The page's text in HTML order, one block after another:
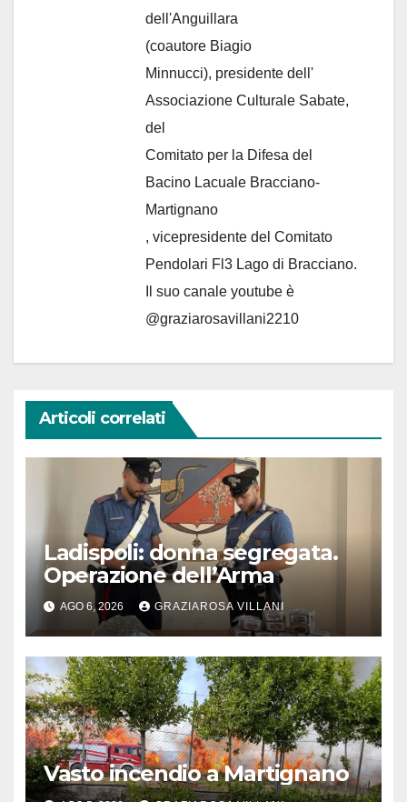
dell'Anguillara
(coautore Biagio
Minnucci), presidente dell'
Associazione Culturale Sabate,
del
Comitato per la Difesa del
Bacino Lacuale Bracciano-
Martignano
, vicepresidente del Comitato
Pendolari Fl3 Lago di Bracciano.
Il suo canale youtube è
@graziarosavillani2210
Articoli correlati
Ladispoli: donna segregata.
Operazione dell’Arma
AGO 6, 2026 GRAZIAROSA VILLANI
Vasto incendio a Martignano